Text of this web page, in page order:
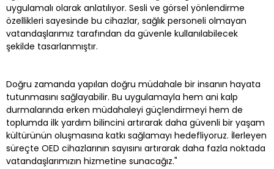
uygulamalı olarak anlatılıyor. Sesli ve görsel yönlendirme
özellikleri sayesinde bu cihazlar, sağlık personeli olmayan
vatandaşlarımız tarafından da güvenle kullanılabilecek
şekilde tasarlanmıştır.
Doğru zamanda yapılan doğru müdahale bir insanın hayata
tutunmasını sağlayabilir. Bu uygulamayla hem ani kalp
durmalarında erken müdahaleyi güçlendirmeyi hem de
toplumda ilk yardım bilincini artırarak daha güvenli bir yaşam
kültürünün oluşmasına katkı sağlamayı hedefliyoruz. İlerleyen
süreçte OED cihazlarının sayısını artırarak daha fazla noktada
vatandaşlarımızın hizmetine sunacağız."